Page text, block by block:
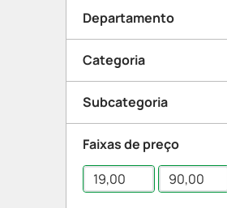
Departamento
Saúde e Bem Estar
Categoria
Ortopedia
Subcategoria
Munhequeira
Tornozeleira
Faixas de preço